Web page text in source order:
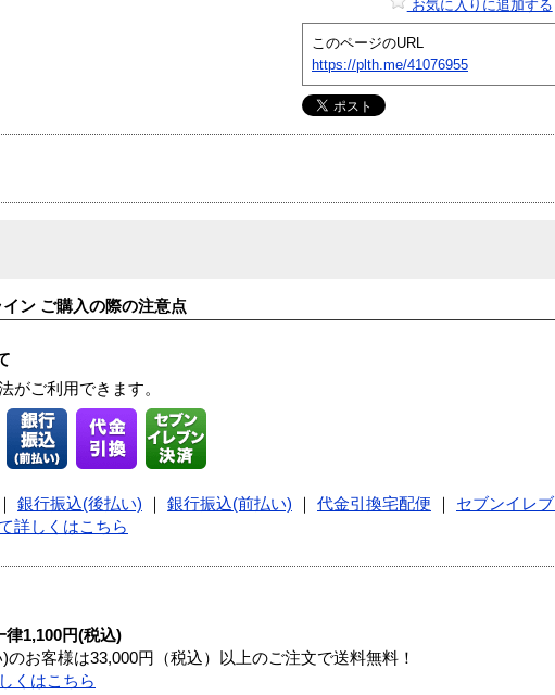
お気に入りに追加する
このページのURL
https://plth.me/41076955
ン ご購入の際の注意点
がご利用できます。
銀行振込(後払い) 銀行振込(前払い) 代金引換宅配便
セブンイレ
詳しくはこちら
律1,100円(税込)
お客様は33,000円（税込）以上のご注文で送料無料！
くはこちら